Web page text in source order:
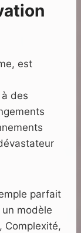
est
des
parfait
un modèle
Complexité,